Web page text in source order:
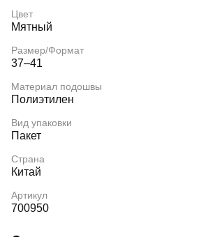
Цвет
Мятный
Размер/Формат
37–41
Материал подошвы
Полиэтилен
Вид упаковки
Пакет
Страна
Китай
Артикул
700950